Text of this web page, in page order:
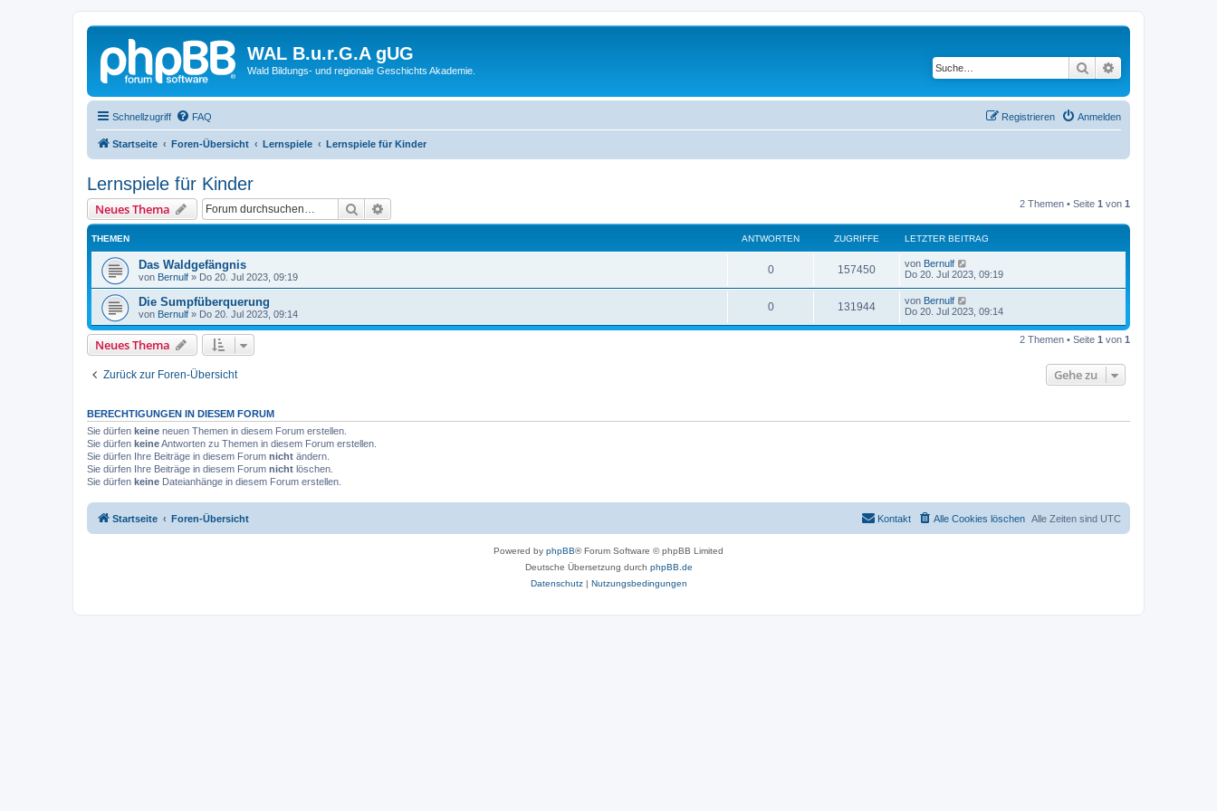
WAL B.u.r.G.A gUG
Wald Bildungs- und regionale Geschichts Akademie. Suche
Schnellzugriff FAQ Anmelden
Registrieren
Startseite Foren-Übersicht Lernspiele Lernspiele für Kinder
Lernspiele für Kinder
Neues Thema Suche 2 Themen • Seite 1 von 1
THEMEN ANTWORTEN ZUGRIFFE LETZTER BEITRAG
Das Waldgefängnis
von Bernulf » Do 20. Jul 2023, 09:19
0 157450 von Bernulf
Do 20. Jul 2023, 09:19
Die Sumpfüberquerung
von Bernulf » Do 20. Jul 2023, 09:14
0 131944 von Bernulf
Do 20. Jul 2023, 09:14
Neues Thema 2 Themen • Seite 1 von 1
Zurück zur Foren-Übersicht Gehe zu
BERECHTIGUNGEN IN DIESEM FORUM
Sie dürfen keine neuen Themen in diesem Forum erstellen.
Sie dürfen keineAntworten zu Themen in diesem Forum erstellen.
Sie dürfen Ihre Beiträge in diesem Forum nicht ändern.
Sie dürfen Ihre Beiträge in diesem Forum nicht löschen.
Sie dürfen keine Dateianhänge in diesem Forum erstellen.
Startseite Foren-Übersicht Alle Zeiten sind UTC
Alle Cookies löschen
Kontakt
Powered by phpBB® Forum Software © phpBB Limited
Deutsche Übersetzung durch phpBB.de
Datenschutz| Nutzungsbedingungen